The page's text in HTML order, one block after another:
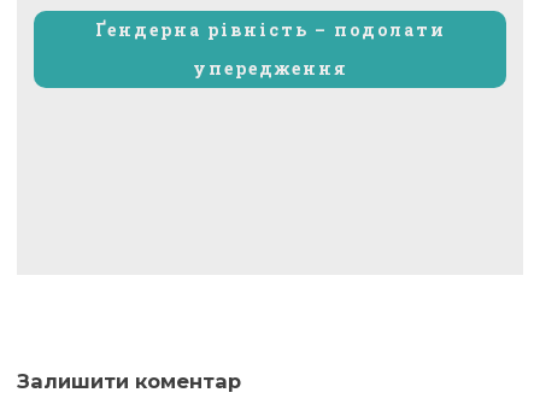
Ґендерна рівність – подолати
упередження
Залишити коментар